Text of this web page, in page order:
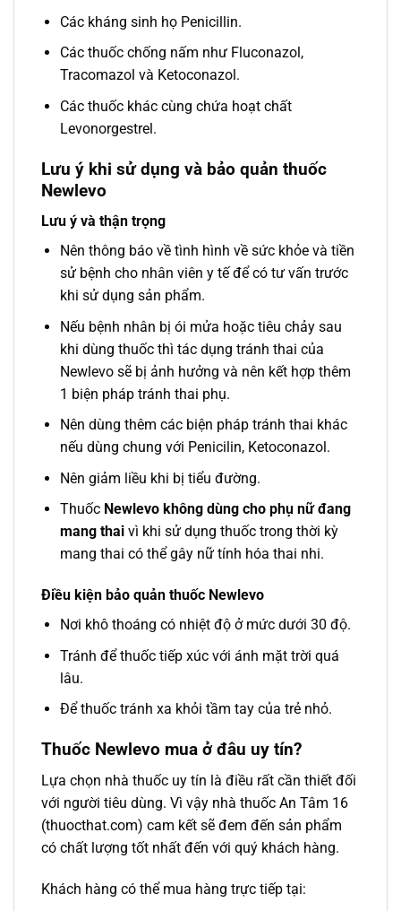
Các kháng sinh họ Penicillin.
Các thuốc chống nấm như Fluconazol,
Tracomazol và Ketoconazol.
Các thuốc khác cùng chứa hoạt chất
Levonorgestrel.
Lưu ý khi sử dụng và bảo quản thuốc
Newlevo
Lưu ý và thận trọng
Nên thông báo về tình hình về sức khỏe và tiền
sử bệnh cho nhân viên y tế để có tư vấn trước
khi sử dụng sản phẩm.
Nếu bệnh nhân bị ói mửa hoặc tiêu chảy sau
khi dùng thuốc thì tác dụng tránh thai của
Newlevo sẽ bị ảnh hưởng và nên kết hợp thêm
1 biện pháp tránh thai phụ.
Nên dùng thêm các biện pháp tránh thai khác
nếu dùng chung với Penicilin, Ketoconazol.
Nên giảm liều khi bị tiểu đường.
Thuốc Newlevo không dùng cho phụ nữ đang
mang thaivì khi sử dụng thuốc trong thời kỳ
mang thai có thể gây nữ tính hóa thai nhi.
Điều kiện bảo quản thuốc Newlevo
Nơi khô thoáng có nhiệt độ ở mức dưới 30 độ.
Tránh để thuốc tiếp xúc với ánh mặt trời quá
lâu.
Để thuốc tránh xa khỏi tầm tay của trẻ nhỏ.
Thuốc Newlevo mua ở đâu uy tín?
Lựa chọn nhà thuốc uy tín là điều rất cần thiết đối
với người tiêu dùng. Vì vậy nhà thuốc An Tâm 16
(thuocthat.com) cam kết sẽ đem đến sản phẩm
có chất lượng tốt nhất đến với quý khách hàng.
Khách hàng có thể mua hàng trực tiếp tại: